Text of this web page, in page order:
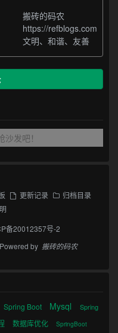
搬砖的码农
https://refblogs.com
文明、和谐、友善
发吧！
更新记录
归档目录
备20012357号-2
by 搬砖的码农
Spring Boot Mysql
Spring
数据库优化 SpringBoot